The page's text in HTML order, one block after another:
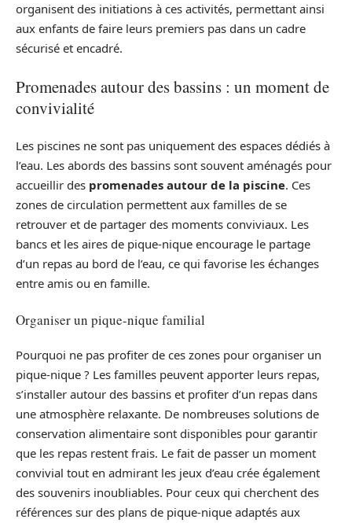
organisent des initiations à ces activités, permettant ainsi
aux enfants de faire leurs premiers pas dans un cadre
sécurisé et encadré.
Promenades autour des bassins : un moment de
convivialité
Les piscines ne sont pas uniquement des espaces dédiés à
l’eau. Les abords des bassins sont souvent aménagés pour
accueillir des promenades autour de la piscine. Ces
zones de circulation permettent aux familles de se
retrouver et de partager des moments conviviaux. Les
bancs et les aires de pique-nique encourage le partage
d’un repas au bord de l’eau, ce qui favorise les échanges
entre amis ou en famille.
Organiser un pique-nique familial
Pourquoi ne pas profiter de ces zones pour organiser un
pique-nique ? Les familles peuvent apporter leurs repas,
s’installer autour des bassins et profiter d’un repas dans
une atmosphère relaxante. De nombreuses solutions de
conservation alimentaire sont disponibles pour garantir
que les repas restent frais. Le fait de passer un moment
convivial tout en admirant les jeux d’eau crée également
des souvenirs inoubliables. Pour ceux qui cherchent des
références sur des plans de pique-nique adaptés aux